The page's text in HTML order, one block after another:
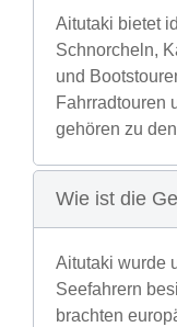
Aitutaki bietet
Schnorcheln,
und
Fahrradtouren
gehören zu
Wie ist die
Aitutaki wurde
Seefahrern
brachten